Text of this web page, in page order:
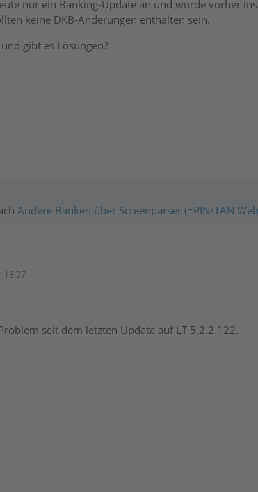
nur ein Banking-Update an und wurde vorher
keine DKB-Änderungen enthalten sein.
gibt es Lösungen?
Andere Banken über Screenparser (=PIN/TAN
13:27
seit dem letzten Update auf LT 5.2.2.122.